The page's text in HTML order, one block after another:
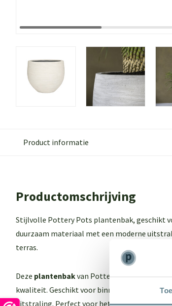
Product informatie
Productomschrijving
Stijlvolle Pottery Pots plantenbak, geschikt
duurzaam materiaal met een moderne
terras.
Deze plantenbakvan Pottery pots
kwaliteit. Geschikt voor binnen en buiten,
uitstraling. Perfect voor het stijlvol